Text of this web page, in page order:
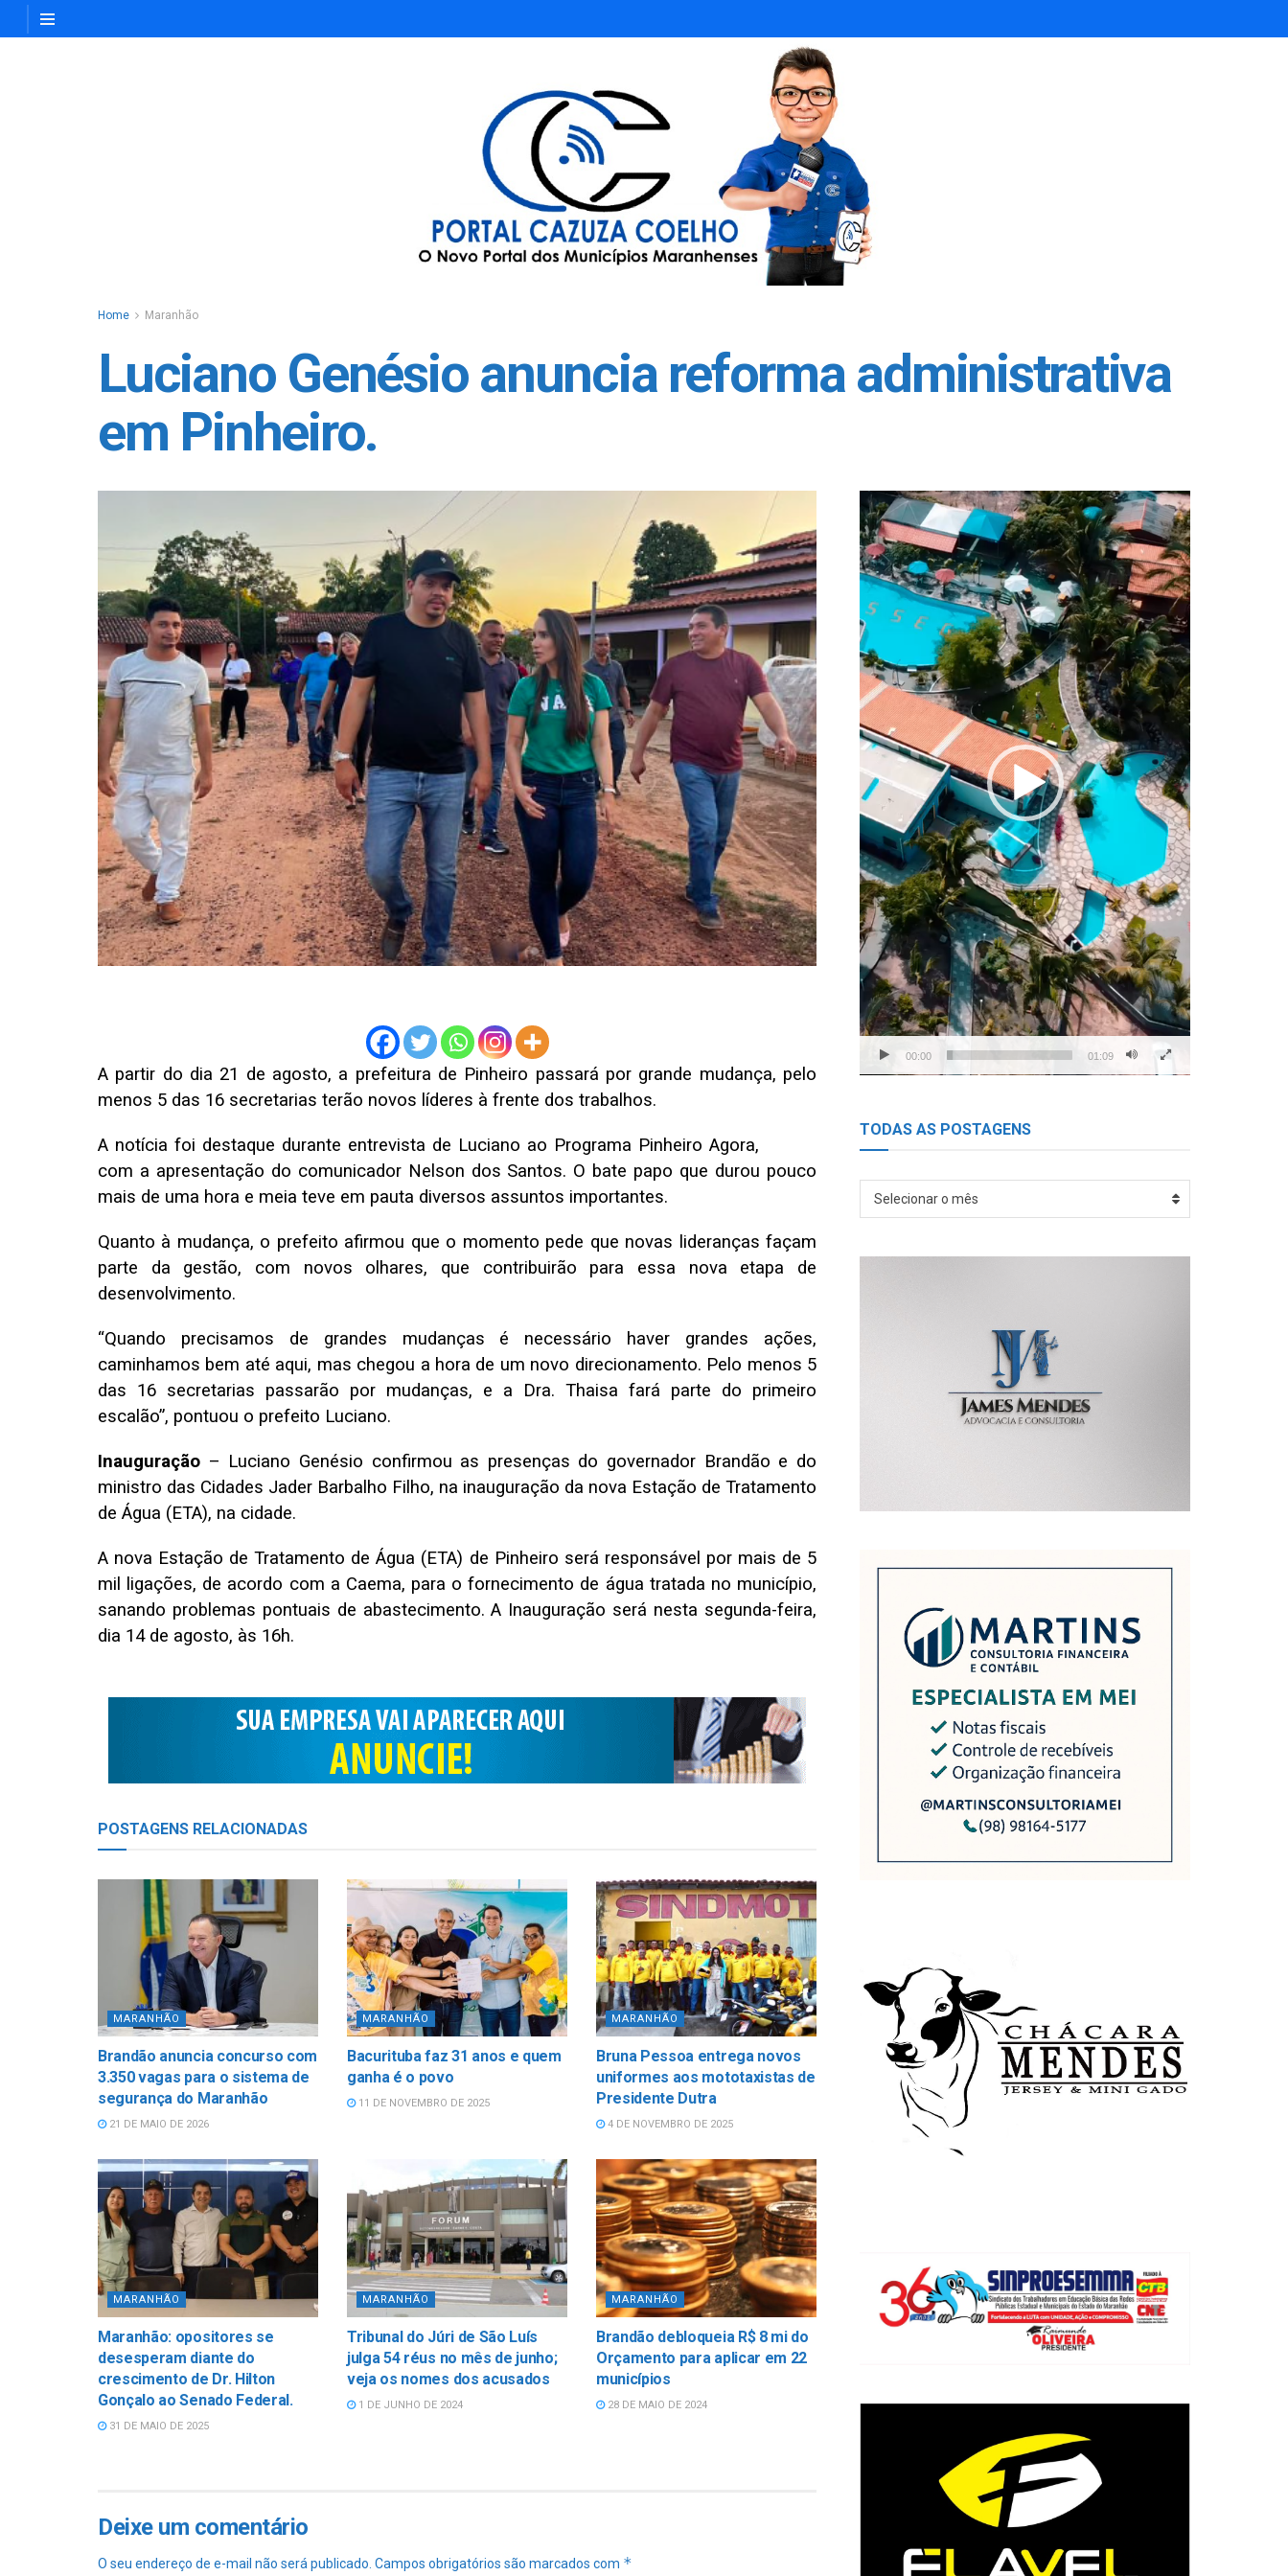
Home Maranhão
Luciano Genésio anuncia reforma administrativa
em Pinheiro.
A partir do dia 21 de agosto, a prefeitura de Pinheiro passará por grande mudança, pelo
menos 5 das 16 secretarias terão novos líderes à frente dos trabalhos.
A notícia foi destaque durante entrevista de Luciano ao Programa Pinheiro Agora,
com a apresentação do comunicador Nelson dos Santos. O bate papo que durou pouco
mais de uma hora e meia teve em pauta diversos assuntos importantes.
Quanto à mudança, o prefeito afirmou que o momento pede que novas lideranças façam
parte da gestão, com novos olhares, que contribuirão para essa nova etapa de
desenvolvimento.
“Quando precisamos de grandes mudanças é necessário haver grandes ações,
caminhamos bem até aqui, mas chegou a hora de um novo direcionamento. Pelo menos 5
das 16 secretarias passarão por mudanças, e a Dra. Thaisa fará parte do primeiro
escalão”, pontuou o prefeito Luciano.
Inauguração – Luciano Genésio confirmou as presenças do governador Brandão e do
ministro das Cidades Jader Barbalho Filho, na inauguração da nova Estação de Tratamento
de Água (ETA), na cidade.
A nova Estação de Tratamento de Água (ETA) de Pinheiro será responsável por mais de 5
mil ligações, de acordo com a Caema, para o fornecimento de água tratada no município,
sanando problemas pontuais de abastecimento. A Inauguração será nesta segunda-feira,
dia 14 de agosto, às 16h.
POSTAGENS RELACIONADAS
MARANHÃO
Brandão anuncia concurso com
3.350 vagas para o sistema de
segurança do Maranhão
21 DE MAIO DE 2026
MARANHÃO
Bacurituba faz 31 anos e quem
ganha é o povo
11 DE NOVEMBRO DE 2025
MARANHÃO
Bruna Pessoa entrega novos
uniformes aos mototaxistas de
Presidente Dutra
4 DE NOVEMBRO DE 2025
MARANHÃO
Maranhão: opositores se
desesperam diante do
crescimento de Dr. Hilton
Gonçalo ao Senado Federal.
31 DE MAIO DE 2025
MARANHÃO
Tribunal do Júri de São Luís
julga 54 réus no mês de junho;
veja os nomes dos acusados
1 DE JUNHO DE 2024
MARANHÃO
Brandão debloqueia R$ 8 mi do
Orçamento para aplicar em 22
municípios
28 DE MAIO DE 2024
Deixe um comentário
O seu endereço de e-mail não será publicado. Campos obrigatórios são marcados com *
Tocador
de
vídeo
00:00 01:09
TODAS AS POSTAGENS
TODAS
Selecionar o mês